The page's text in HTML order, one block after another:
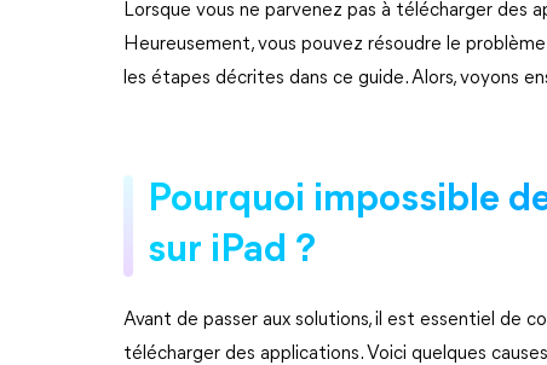
Lorsque vous ne parvenez pas à télécharger des
Heureusement, vous pouvez résoudre le
les étapes décrites dans ce guide. Alors, voyons
Pourquoi impossible
sur iPad ?
Avant de passer aux solutions, il est essentiel de
télécharger des applications. Voici quelques